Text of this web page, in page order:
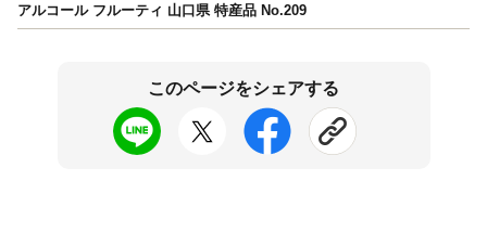
アルコール フルーティ 山口県 特産品 No.209
このページをシェアする